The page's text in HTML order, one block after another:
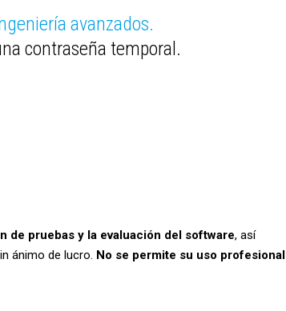
avanzados.
contraseña temporal.
de pruebas y la evaluación del software, así
ánimo de lucro. No se permite su uso profesional